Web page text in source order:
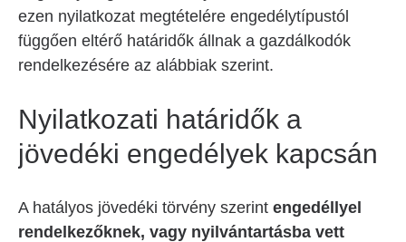
ezen nyilatkozat megtételére engedélytípustól
függően eltérő határidők állnak a gazdálkodók
rendelkezésére az alábbiak szerint.
Nyilatkozati határidők a
jövedéki engedélyek kapcsán
A hatályos jövedéki törvény szerint engedéllyel
rendelkezőknek, vagy nyilvántartásba vett